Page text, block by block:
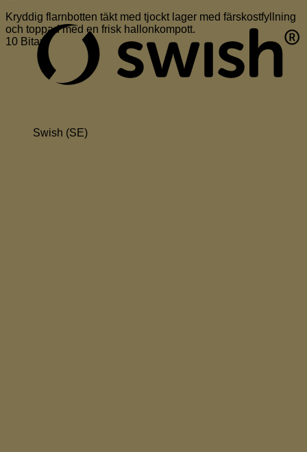
Swish (SE)
Kryddig flarnbotten täkt med tjockt lager med färskostfyllning
och toppad med en frisk hallonkompott.
10 Bitar